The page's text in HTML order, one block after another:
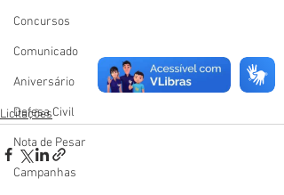
Concursos
Comunicado
Aniversário
Defesa Civil
Nota de Pesar
Campanhas
Licitações